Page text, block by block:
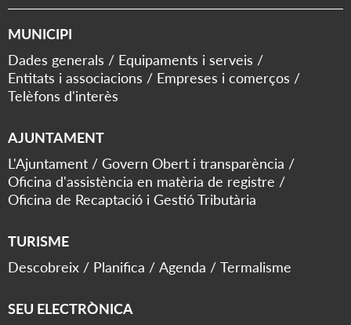
MUNICIPI
Dades generals
Equipaments i serveis
Entitats i associacions
Empreses i comerços
Telèfons d'interès
AJUNTAMENT
L'Ajuntament
Govern Obert i transparència
Oficina d'assistència en matèria de registre
Oficina de Recaptació i Gestió Tributària
TURISME
Descobreix
Planifica Agenda Termalisme
SEU ELECTRÒNICA